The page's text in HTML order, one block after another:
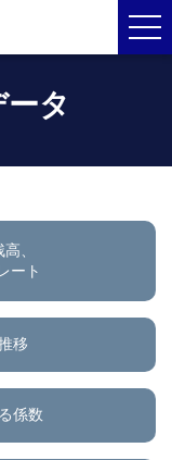
タ
、
ート
移
係数